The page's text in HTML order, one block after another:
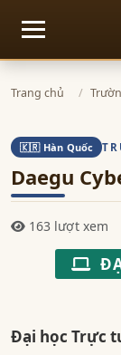
Mở menu
Trang chủ
🇰🇷 Hàn Quốc
Daegu
163 lượt xem
Đại học Trực